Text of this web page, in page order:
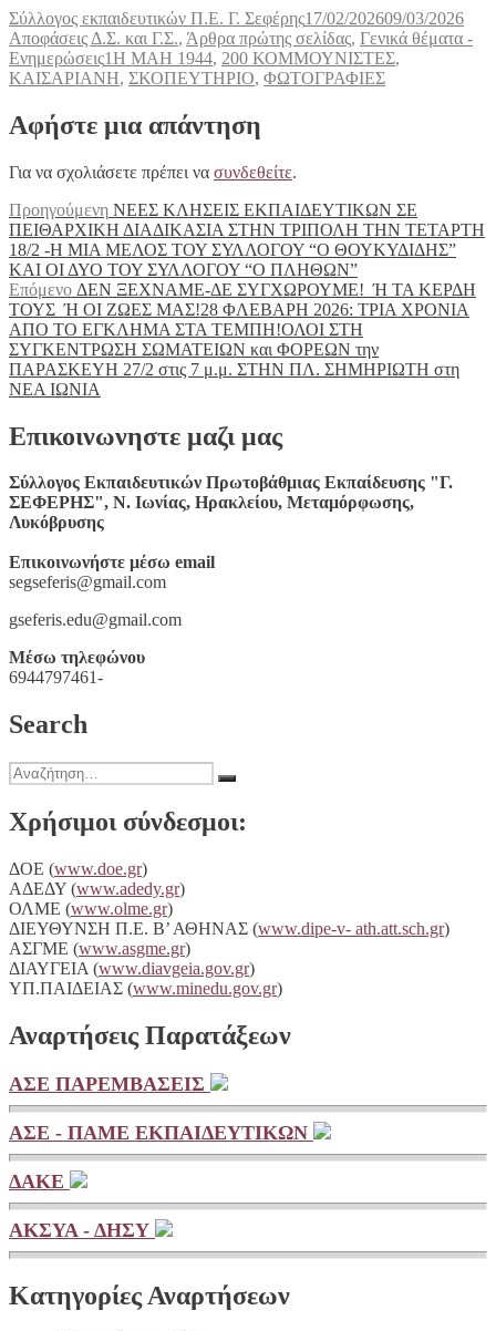
Συντάκτης
Σύλλογος εκπαιδευτικών Π.Ε. Γ. ΣεφέρηςΔημοσιεύτηκε
την
17/02/202609/03/2026
Αποφάσεις Δ.Σ. και Γ.Σ., Άρθρα πρώτης σελίδας, Γενικά θέματα -
ΕνημερώσειςΕτικέτες
1Η ΜΑΗ 1944, 200 ΚΟΜΜΟΥΝΙΣΤΕΣ,
ΚΑΙΣΑΡΙΑΝΗ, ΣΚΟΠΕΥΤΗΡΙΟ, ΦΩΤΟΓΡΑΦΙΕΣ
Αφήστε μια απάντηση
Για να σχολιάσετε πρέπει να συνδεθείτε.
Πλοήγηση
άρθρων
Προηγούμενη Προηγούμενο
άρθρο:
ΝΕΕΣ ΚΛΗΣΕΙΣ ΕΚΠΑΙΔΕΥΤΙΚΩΝ ΣΕ
ΠΕΙΘΑΡΧΙΚΗ ΔΙΑΔΙΚΑΣΙΑ ΣΤΗΝ ΤΡΙΠΟΛΗ ΤΗΝ ΤΕΤΑΡΤΗ
18/2 -Η ΜΙΑ ΜΕΛΟΣ ΤΟΥ ΣΥΛΛΟΓΟΥ “Ο ΘΟΥΚΥΔΙΔΗΣ”
ΚΑΙ ΟΙ ΔΥΟ ΤΟΥ ΣΥΛΛΟΓΟΥ “Ο ΠΛΗΘΩΝ”
Επόμενο Επόμενο
άρθρο:
ΔΕΝ ΞΕΧΝΑΜΕ-ΔΕ ΣΥΓΧΩΡΟΥΜΕ! Ή ΤΑ ΚΕΡΔΗ
ΤΟΥΣ Ή ΟΙ ΖΩΕΣ ΜΑΣ!28 ΦΛΕΒΑΡΗ 2026: ΤΡΙΑ ΧΡΟΝΙΑ
ΑΠΟ ΤΟ ΕΓΚΛΗΜΑ ΣΤΑ ΤΕΜΠΗ!ΟΛΟΙ ΣΤΗ
ΣΥΓΚΕΝΤΡΩΣΗ ΣΩΜΑΤΕΙΩΝ και ΦΟΡΕΩΝ την
ΠΑΡΑΣΚΕΥΗ 27/2 στις 7 μ.μ. ΣΤΗΝ ΠΛ. ΣΗΜΗΡΙΩΤΗ στη
ΝΕΑ ΙΩΝΙΑ
Επικοινωνηστε μαζι μας
Σύλλογος Εκπαιδευτικών Πρωτοβάθμιας Εκπαίδευσης "Γ.
ΣΕΦΕΡΗΣ", Ν. Ιωνίας, Ηρακλείου, Μεταμόρφωσης,
Λυκόβρυσης
Επικοινωνήστε μέσω email
segseferis@gmail.com
gseferis.edu@gmail.com
Μέσω τηλεφώνου
6944797461-
Search
Αναζήτηση
για:
Αναζήτηση
Χρήσιμοι σύνδεσμοι:
ΔΟΕ (www.doe.gr)
ΑΔΕΔΥ (www.adedy.gr)
ΟΛΜΕ (www.olme.gr)
ΔΙΕΥΘΥΝΣΗ Π.Ε. Β’ ΑΘΗΝΑΣ (www.dipe-v- ath.att.sch.gr)
ΑΣΓΜΕ (www.asgme.gr)
ΔΙΑΥΓΕΙA (www.diavgeia.gov.gr)
ΥΠ.ΠΑΙΔΕΙΑΣ (www.minedu.gov.gr)
Αναρτήσεις Παρατάξεων
ΑΣΕ ΠΑΡΕΜΒΑΣΕΙΣ
ΑΣΕ - ΠΑΜΕ ΕΚΠΑΙΔΕΥΤΙΚΩΝ
ΔΑΚΕ
ΑΚΣΥΑ - ΔΗΣΥ
Κατηγορίες Αναρτήσεων